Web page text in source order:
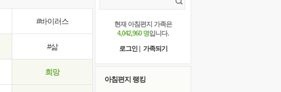
#바이러스
#삶
희망
현재 아침편지 가족은
4,042,960 명입니다.
로그인
가족되기
아침편지 랭킹